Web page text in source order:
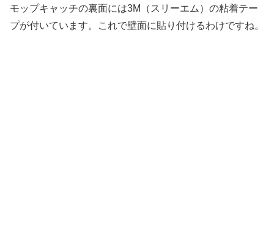
モップキャッチの裏面には3M（スリーエム）の粘着テー
プが付いています。これで壁面に貼り付けるわけですね。